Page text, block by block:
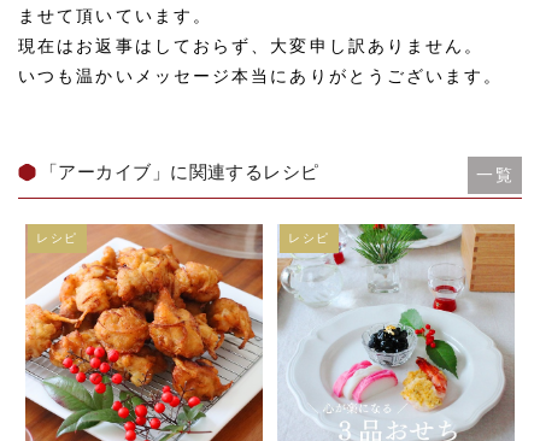
ませて頂いています。
現在はお返事はしておらず、大変申し訳ありません。
いつも温かいメッセージ本当にありがとうございます。
「アーカイブ」に関連するレシピ 一覧
レシピ レシピ